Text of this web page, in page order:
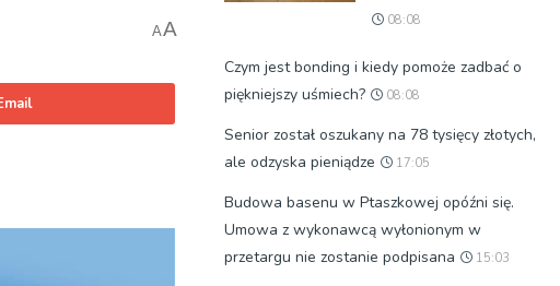
AA 08:08
Czym jest bonding i kiedy pomoże zadbać o
piękniejszy uśmiech?
08:08
Senior został oszukany na 78 tysięcy złotych,
ale odzyska pieniądze
17:05
Budowa basenu w Ptaszkowej opóźni się.
Umowa z wykonawcą wyłonionym w
przetargu nie zostanie podpisana
15:03